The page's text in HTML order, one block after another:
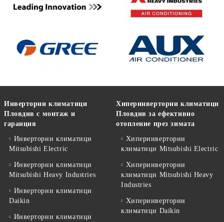
Инверторни климатици
Пловдив с монтаж и
гаранция
Инверторни климатици
Mitsubishi Electric
Инверторни климатици
Mitsubishi Heavy Industries
Инверторни климатици
Daikin
Инверторни климатици
Хиперинверторни климатици
Пловдив за ефективно
отопление през зимата
Хиперинверторни
климатици Mitsubishi Electric
Хиперинверторни
климатици Mitsubishi Heavy
Industries
Хиперинверторни
климатици Daikin